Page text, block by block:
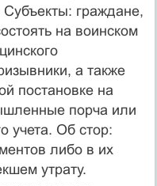
Субъекты: граждане,
на воинском
а также
постановке на
порча или
учета. Об стор:
либо в их
утрату.